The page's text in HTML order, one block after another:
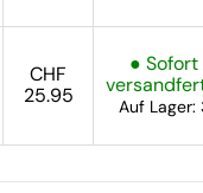
CHF
25.95
● Sofort
Auf Lager: